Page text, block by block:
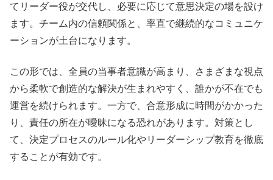
てリーダー役が交代し、必要に応じて意思決定の場を設け
ます。チーム内の信頼関係と、率直で継続的なコミュニケ
ーションが土台になります。
この形では、全員の当事者意識が高まり、さまざまな視点
から柔軟で創造的な解決が生まれやすく、誰かが不在でも
運営を続けられます。一方で、合意形成に時間がかかった
り、責任の所在が曖昧になる恐れがあります。対策とし
て、決定プロセスのルール化やリーダーシップ教育を徹底
することが有効です。